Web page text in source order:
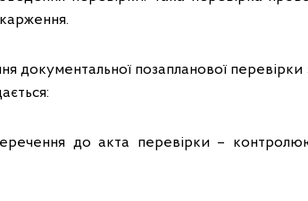
документальної позапланової перевірки
до акта перевірки –